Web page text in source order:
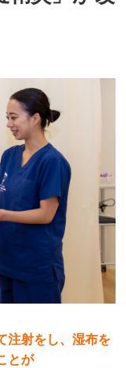
注射をし、湿布を
とが